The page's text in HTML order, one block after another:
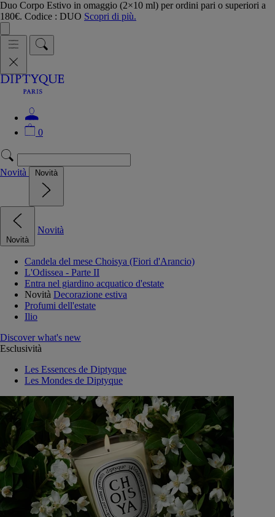
Duo Corpo Estivo in omaggio (2×10 ml) per ordini pari o superiori a
180€. Codice : DUO Scopri di più.
0
Novità Novità
Novità
Novità
Candela del mese Choisya (Fiori d'Arancio)
L'Odissea - Parte II
Entra nel giardino acquatico d'estate
Novità Decorazione estiva
Profumi dell'estate
Ilio
Discover what's new
Esclusività
Les Essences de Diptyque
Les Mondes de Diptyque